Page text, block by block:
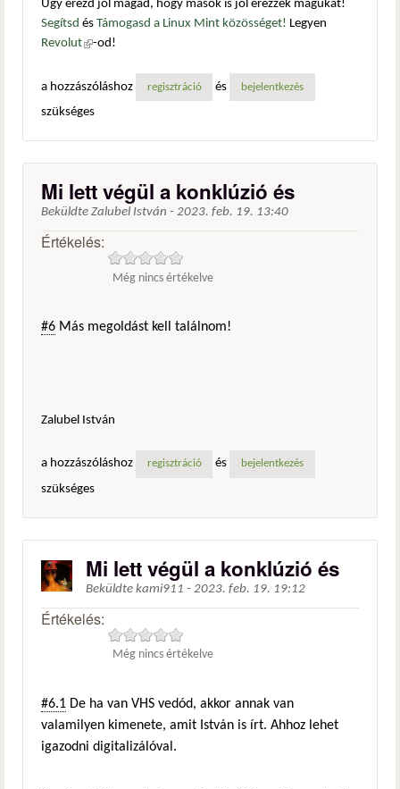
Úgy érezd jól magad, hogy mások is jól érezzék magukat!
Segítsd és Támogasd a Linux Mint közösséget! Legyen
Revolut(külső hivatkozás)
-od!
a hozzászóláshoz regisztráció és bejelentkezés
szükséges
Mi lett végül a konklúzió és
Beküldte Zalubel István - 2023. feb. 19. 13:40
Értékelés:
Még nincs értékelve
#6 Más megoldást kell találnom!
Zalubel István
a hozzászóláshoz regisztráció és bejelentkezés
szükséges
Mi lett végül a konklúzió és
Beküldte kami911 - 2023. feb. 19. 19:12
Értékelés:
Még nincs értékelve
#6.1 De ha van VHS vedód, akkor annak van
valamilyen kimenete, amit István is írt. Ahhoz lehet
igazodni digitalizálóval.